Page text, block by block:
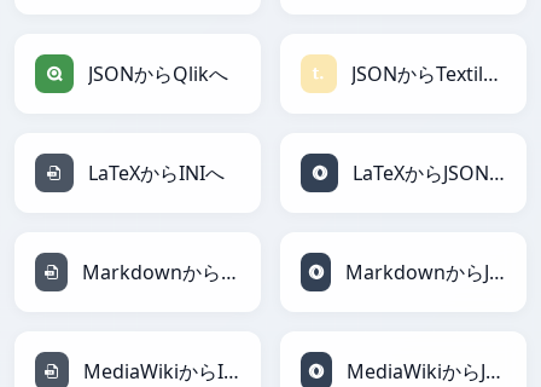
JSONからQlikへ JSONからTextileへ
LaTeXからINIへ LaTeXからJSONへ
MarkdownからINIへ MarkdownからJSONへ
MediaWikiからINIへ MediaWikiからJSONへ